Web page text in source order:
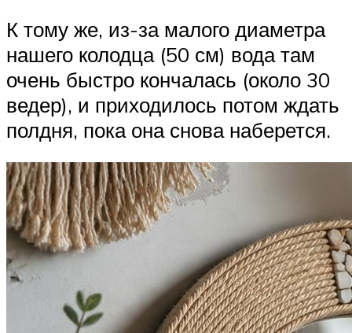
К тому же, из-за малого диаметра
нашего колодца (50 см) вода там
очень быстро кончалась (около 30
ведер), и приходилось потом ждать
полдня, пока она снова наберется.